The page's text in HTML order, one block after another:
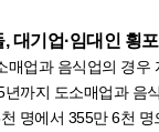
대기업·임대인 횡포
매업과 음식업의 경
까지 도소매업과 음
명에서 355만 6천